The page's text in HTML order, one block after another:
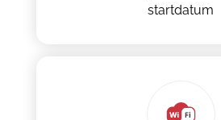
startdatum